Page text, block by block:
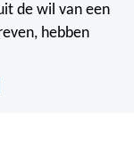
de wil van een
hebben